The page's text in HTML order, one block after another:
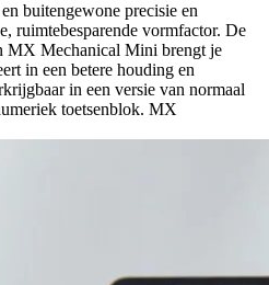
buitengewone precisie en
ruimtebesparende vormfactor. De
MX Mechanical Mini brengt je
in een betere houding en
in een versie van normaal
toetsenblok. MX